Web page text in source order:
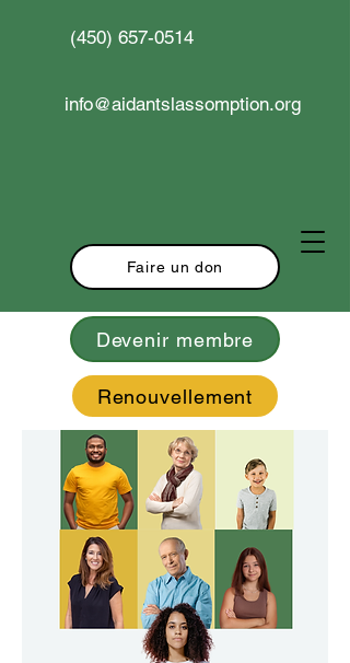
Devenir membre
Renouvellement
(450) 657-0514
info@aidantslassomption.org
Faire un don